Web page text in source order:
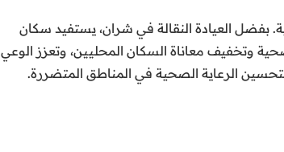
بفضل العيادة النقالة في شران، يستفيد سكان
وتخفيف معاناة السكان المحليين، وتعزز الوعي
الرعاية الصحية في المناطق المتضررة.